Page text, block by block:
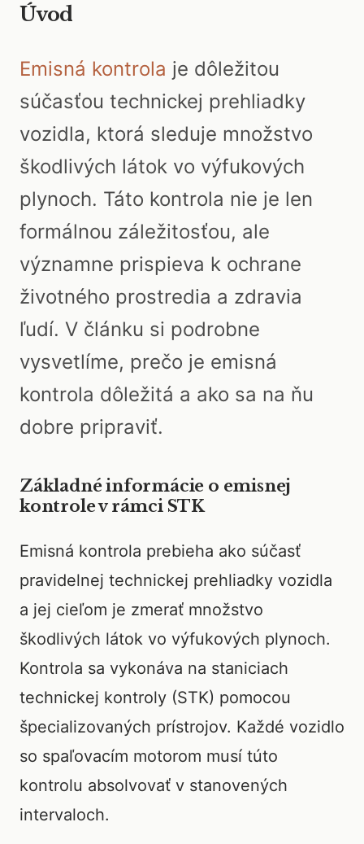
Úvod
Emisná kontrola je dôležitou
súčasťou technickej prehliadky
vozidla, ktorá sleduje množstvo
škodlivých látok vo výfukových
plynoch. Táto kontrola nie je len
formálnou záležitosťou, ale
významne prispieva k ochrane
životného prostredia a zdravia
ľudí. V článku si podrobne
vysvetlíme, prečo je emisná
kontrola dôležitá a ako sa na ňu
dobre pripraviť.
Základné informácie o emisnej
kontrole v rámci STK
Emisná kontrola prebieha ako súčasť
pravidelnej technickej prehliadky vozidla
a jej cieľom je zmerať množstvo
škodlivých látok vo výfukových plynoch.
Kontrola sa vykonáva na staniciach
technickej kontroly (STK) pomocou
špecializovaných prístrojov. Každé vozidlo
so spaľovacím motorom musí túto
kontrolu absolvovať v stanovených
intervaloch.